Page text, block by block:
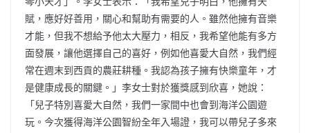
賦，應好好善用，關心和幫助有需要的人。雖然他擁有音樂
才能，但我不想給予他太大壓力，相反，我希望他能有多方
面發展，讓他選擇自己的喜好，例如他喜愛大自然，我們經
常在週末到西貢的農莊耕種。我認為孩子擁有快樂童年，才
是健康成長的關鍵。」李女士對於獲獎感到欣喜，她說：
「兒子特別喜愛大自然，我們一家間中也會到海洋公園遊
玩。今次獲得海洋公園智紛全年入場證，我可以帶兒子多來